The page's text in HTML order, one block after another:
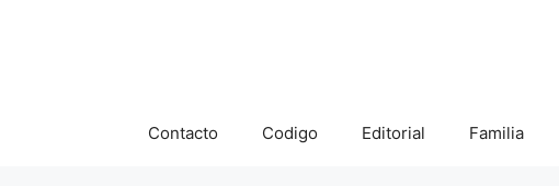
Contacto Codigo Editorial Familia